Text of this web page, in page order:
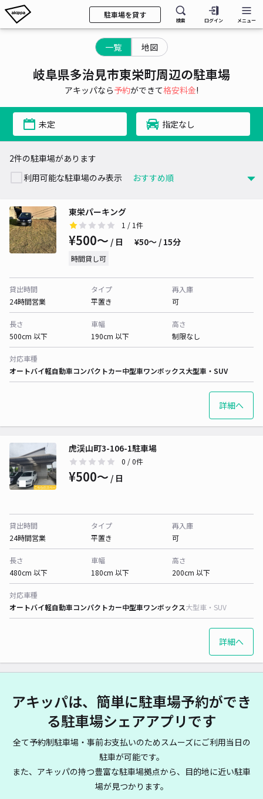
駐車場を貸す
検索 ログイン メニュー
一覧 地図
岐阜県多治見市東栄町周辺の駐車場
アキッパなら予約ができて格安料金!
未定 指定なし
2件の駐車場があります
利用可能な駐車場のみ表示
東栄パーキング
1 / 1件
¥500〜 / 日 ¥50〜 / 15分
時間貸し可
貸出時間
24時間営業
タイプ
平置き
再入庫
可
長さ
500cm 以下
車幅
190cm 以下
高さ
制限なし
対応車種
オートバイ軽自動車コンパクトカー中型車ワンボックス大型車・SUV
詳細へ
虎渓山町3-106-1駐車場
0 / 0件
¥500〜 / 日
貸出時間
24時間営業
タイプ
平置き
再入庫
可
長さ
480cm 以下
車幅
180cm 以下
高さ
200cm 以下
対応車種
オートバイ軽自動車コンパクトカー中型車ワンボックス大型車・SUV
詳細へ
アキッパは、簡単に駐車場予約ができ
る駐車場シェアアプリです
全て予約制駐車場・事前お支払いのためスムーズにご利用当日の
駐車が可能です。
また、アキッパの持つ豊富な駐車場拠点から、目的地に近い駐車
場が見つかります。